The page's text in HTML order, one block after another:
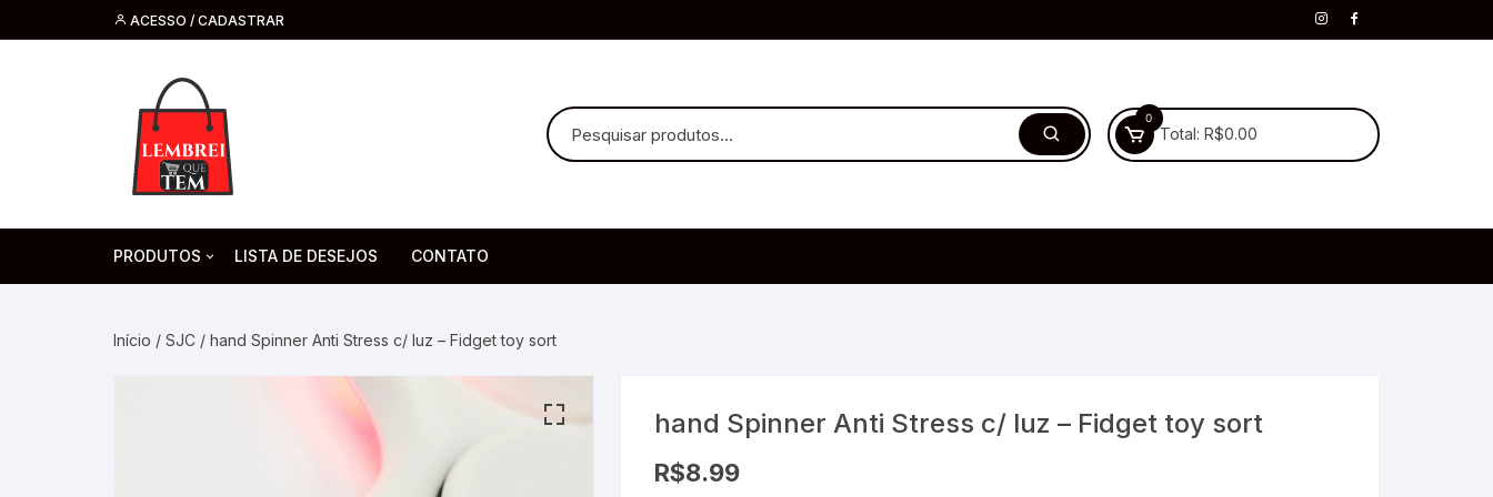
ACESSO / CADASTRAR
0
Total: R$0.00
PRODUTOS
Headsets e Microfone
moda
LISTA DE DESEJOS CONTATO
Início / SJC / hand Spinner Anti Stress c/ luz – Fidget toy sort
hand Spinner Anti Stress c/ luz – Fidget toy sort
R$8.99